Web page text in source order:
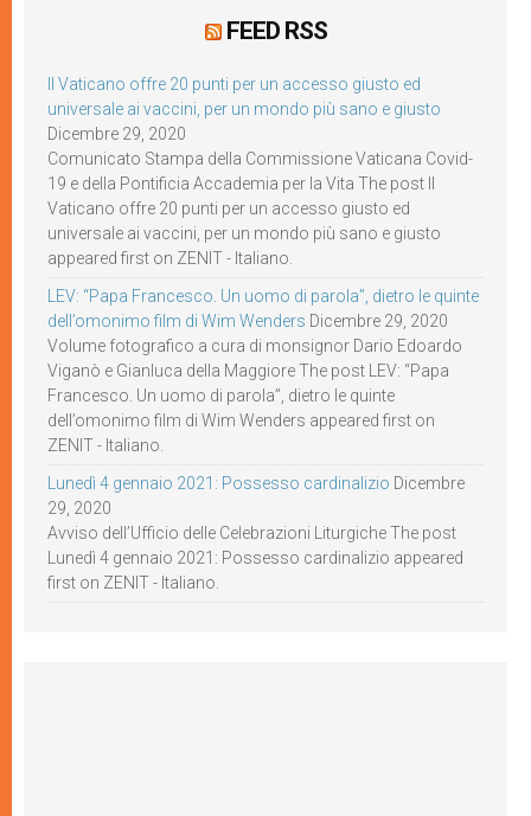
FEED RSS
Il Vaticano offre 20 punti per un accesso giusto ed
universale ai vaccini, per un mondo più sano e giusto
Dicembre 29, 2020
Comunicato Stampa della Commissione Vaticana Covid-
19 e della Pontificia Accademia per la Vita The post Il
Vaticano offre 20 punti per un accesso giusto ed
universale ai vaccini, per un mondo più sano e giusto
appeared first on ZENIT - Italiano.
LEV: “Papa Francesco. Un uomo di parola”, dietro le quinte
dell’omonimo film di Wim Wenders Dicembre 29, 2020
Volume fotografico a cura di monsignor Dario Edoardo
Viganò e Gianluca della Maggiore The post LEV: “Papa
Francesco. Un uomo di parola”, dietro le quinte
dell’omonimo film di Wim Wenders appeared first on
ZENIT - Italiano.
Lunedì 4 gennaio 2021: Possesso cardinalizio Dicembre
29, 2020
Avviso dell’Ufficio delle Celebrazioni Liturgiche The post
Lunedì 4 gennaio 2021: Possesso cardinalizio appeared
first on ZENIT - Italiano.